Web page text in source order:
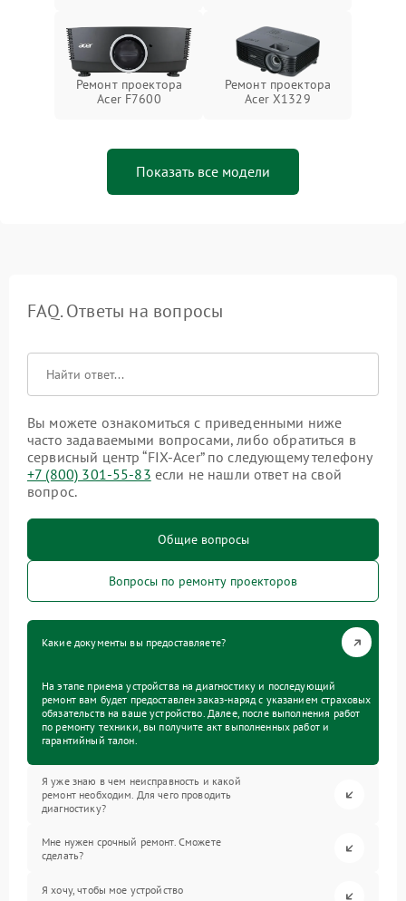
Ремонт проектора
Acer F7600
Ремонт проектора
Acer X1329
Показать все модели
FAQ. Ответы на вопросы
Вы можете ознакомиться с приведенными ниже
часто задаваемыми вопросами, либо обратиться в
сервисный центр “FIX-Acer” по следующему телефону
+7 (800) 301-55-83 если не нашли ответ на свой
вопрос.
Общие вопросы
Вопросы по ремонту проекторов
Какие документы вы предоставляете?
На этапе приема устройства на диагностику и последующий
ремонт вам будет предоставлен заказ-наряд с указанием страховых
обязательств на ваше устройство. Далее, после выполнения работ
по ремонту техники, вы получите акт выполненных работ и
гарантийный талон.
Я уже знаю в чем неисправность и какой
ремонт необходим. Для чего проводить
диагностику?
Мне нужен срочный ремонт. Сможете
сделать?
Я хочу, чтобы мое устройство